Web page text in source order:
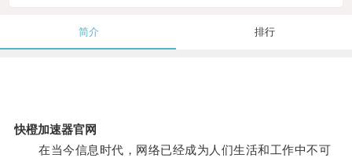
简介 排行
快橙加速器官网
在当今信息时代，网络已经成为人们生活和工作中不可